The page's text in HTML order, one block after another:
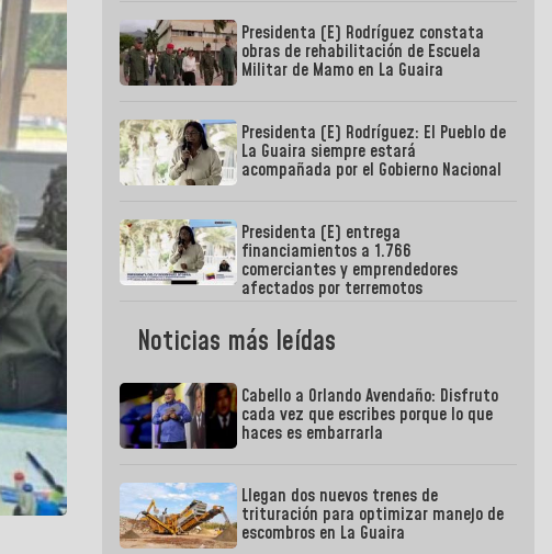
Presidenta (E) Rodríguez constata
obras de rehabilitación de Escuela
Militar de Mamo en La Guaira
Presidenta (E) Rodríguez: El Pueblo de
La Guaira siempre estará
acompañada por el Gobierno Nacional
Presidenta (E) entrega
financiamientos a 1.766
comerciantes y emprendedores
afectados por terremotos
Noticias más leídas
Cabello a Orlando Avendaño: Disfruto
cada vez que escribes porque lo que
haces es embarrarla
Llegan dos nuevos trenes de
trituración para optimizar manejo de
escombros en La Guaira